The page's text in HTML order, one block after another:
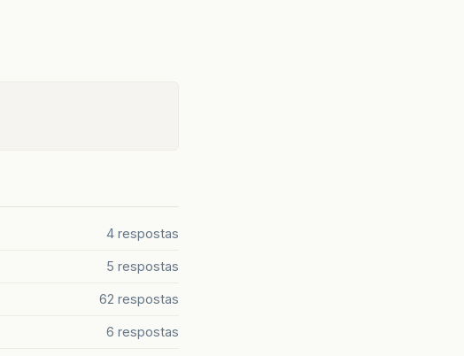
4 respostas
5 respostas
62 respostas
6 respostas